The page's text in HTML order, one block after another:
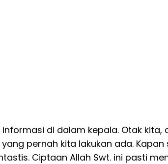
di dalam kepala. Otak kita,
pernah kita lakukan ada.
Ciptaan Allah Swt. ini pasti